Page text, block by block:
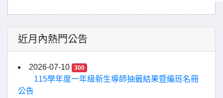
近月內熱門公告
2026-07-10 300
115學年度一年級新生導師抽籤結果暨編班名冊
公告